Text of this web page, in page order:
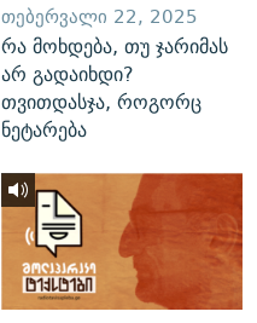
ᲗᲔᲑᲔᲠᲕᲐᲚᲘ 22, 2025
რა მოხდება, თუ ჯარიმას
არ გადაიხდი?
თვითდასჯა, როგორც
ნეტარება